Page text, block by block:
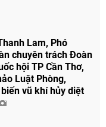
Lam, Phó
chuyên trách Đoàn
hội TP Cần Thơ,
Luật Phòng,
vũ khí hủy diệt